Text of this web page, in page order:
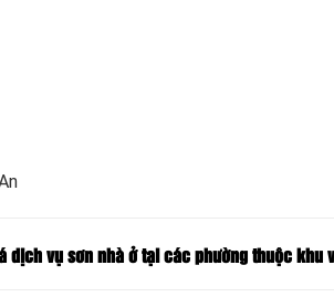
dịch vụ sơn nhà ở tại các phường thuộc khu